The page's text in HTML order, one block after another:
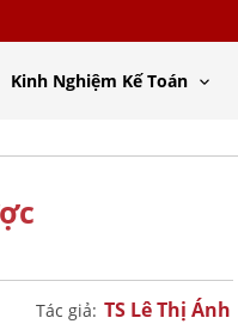
Kinh Nghiệm Kế Toán
Tác giả: TS Lê Thị Ánh